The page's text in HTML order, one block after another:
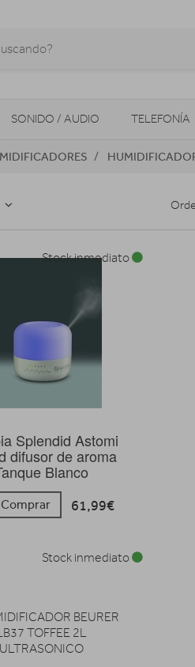
SONIDO / AUDIO TELEFONÍA
URBANA
Splendid Astomi
difusor de aroma
Blanco
Comprar 61,99€
Stock inmediato
Stock inmediato